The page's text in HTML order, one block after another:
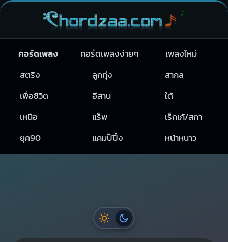
คอร์ดเพลง คอร์ดเพลงง่ายๆ
เพลงใหม่
สตริง
ลูกทุ่ง
สากล
เพื่อชีวิต
อีสาน
ใต้
เหนือ
แร็พ
เร็กเก้/สกา
ยุค90
แคมป์ปิ้ง หน้าหนาว